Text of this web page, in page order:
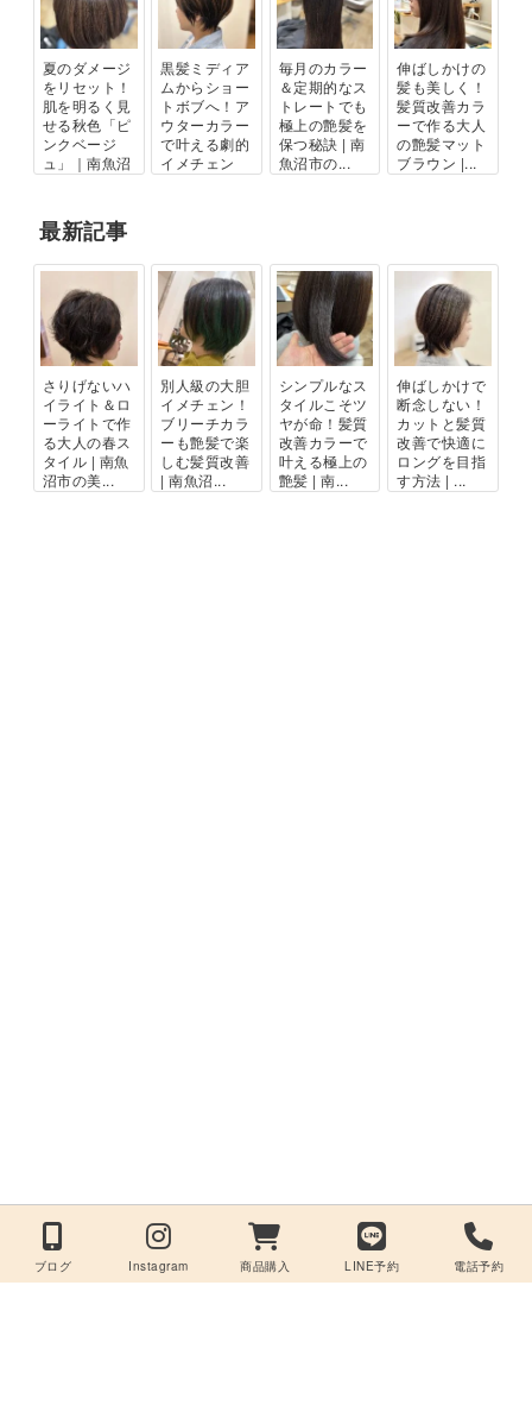
夏のダメージ
をリセット！
肌を明るく見
せる秋色「ピ
ンクベージ
ュ」｜南魚沼
市...
黒髪ミディア
ムからショー
トボブへ！ア
ウターカラー
で叶える劇的
イメチェン
｜...
毎月のカラー
＆定期的なス
トレートでも
極上の艶髪を
保つ秘訣 | 南
魚沼市の...
伸ばしかけの
髪も美しく！
髪質改善カラ
ーで作る大人
の艶髪マット
ブラウン |...
最新記事
さりげないハ
イライト＆ロ
ーライトで作
る大人の春ス
タイル | 南魚
沼市の美...
別人級の大胆
イメチェン！
ブリーチカラ
ーも艶髪で楽
しむ髪質改善
| 南魚沼...
シンプルなス
タイルこそツ
ヤが命！髪質
改善カラーで
叶える極上の
艶髪 | 南...
伸ばしかけで
断念しない！
カットと髪質
改善で快適に
ロングを目指
す方法 | ...
ブログ Instagram 商品購入 LINE予約 電話予約